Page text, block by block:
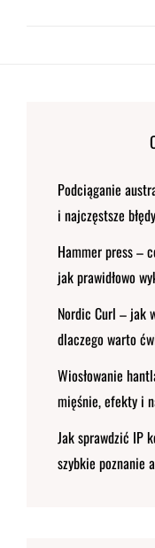
Podciąganie
i najczęstsze
Hammer press –
jak prawidłowo
Nordic Curl – jak
dlaczego warto
Wiosłowanie
mięśnie, efekty i
Jak sprawdzić IP
szybkie poznanie